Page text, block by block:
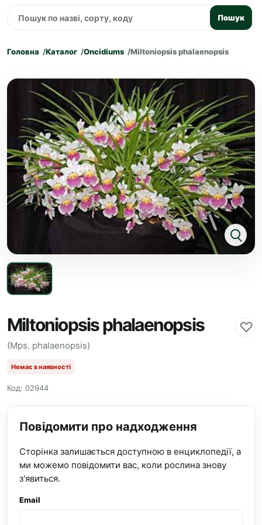
Пошук
Головна Каталог Oncidiums Miltoniopsis phalaenopsis
Miltoniopsis phalaenopsis ♡
(Mps. phalaenopsis)
Немає в наявності
Код: 02944
Повідомити про надходження
Сторінка залишається доступною в енциклопедії, а
ми можемо повідомити вас, коли рослина знову
з'явиться.
Email